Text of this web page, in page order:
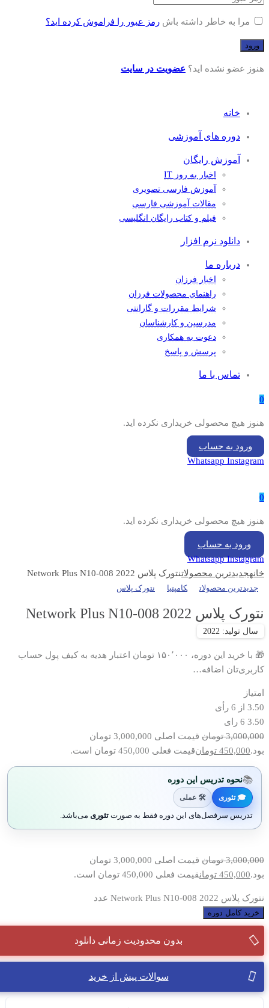
مرا به خاطر داشته باش رمز عبور را فراموش کرده اید؟
هنوز عضو نشده اید؟ عضویت در سایت
خانه
دوره های آموزشی
آموزش رایگان
اخبار به روز IT
آموزش فارسی تصویری
مقالات آموزشی فارسی
فیلم و کتاب رایگان انگلیسی
دانلود نرم افزار
درباره ما
اخبار فرزان
راهنمای محصولات فرزان
شرایط مقررات و گارانتی
مدرسین و کارشناسان
دعوت به همکاری
پرسش و پاسخ
تماس با ما
0
هنوز هیچ محصولی خریداری نکرده اید.
ورود به حساب
Whatsapp Instagram
0
هنوز هیچ محصولی خریداری نکرده اید.
ورود به حساب
Whatsapp Instagram
خانهجدیدترین محصولاتنتورک پلاس 2022 Network Plus N10-008
جدیدترین محصولات کامپتیا نتورک پلاس
نتورک پلاس 2022 Network Plus N10-008
🎁 با خرید این دوره، ۱۵۰٬۰۰۰ تومان اعتبار هدیه به کیف پول حساب
کاربری‌تان اضافه…
امتیاز
3.50 از 6 رأی
3.50 6 رای
3,000,000 تومان
قیمت اصلی 3,000,000 تومان
بود.450,000 تومانقیمت فعلی 450,000 تومان است.
📚نحوه تدریس این دوره
🎓 تئوری 🛠 عملی
تدریس سرفصل‌های این دوره فقط به صورت تئوری می‌باشد.
3,000,000 تومان
قیمت اصلی 3,000,000 تومان
بود.450,000 تومانقیمت فعلی 450,000 تومان است.
نتورک پلاس 2022 Network Plus N10-008 عدد
خرید کامل دوره
بدون محدودیت زمانی دانلود
سوالات پیش از خرید